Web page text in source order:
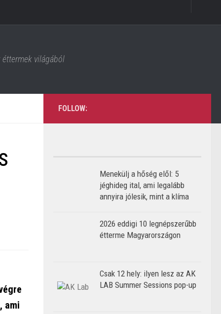
éttermek világából
ami
FOLLOW:
Menekülj a hőség elől: 5
jéghideg ital, ami legalább
annyira jólesik, mint a klíma
2026 eddigi 10 legnépszerűbb
étterme Magyarországon
Csak 12 hely: ilyen lesz az AK
LAB Summer Sessions pop-up